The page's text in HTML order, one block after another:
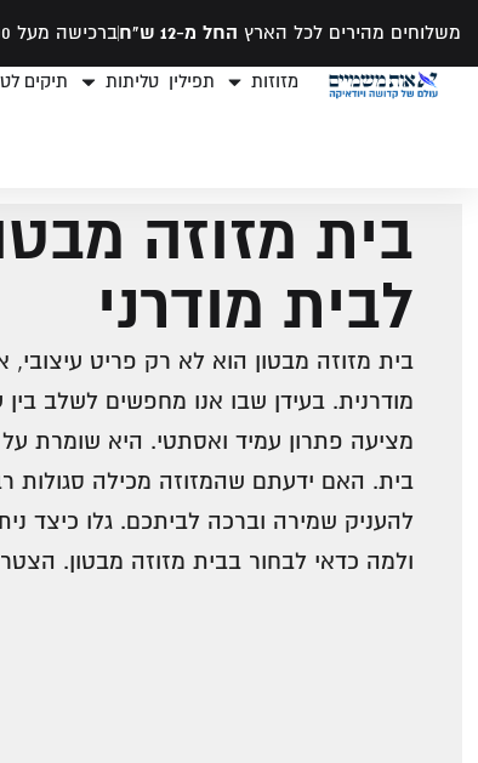
משלוחים מהירים לכל הארץ החל מ-12 ש"ח ברכישה מעל 500 ש"ח -
מזוזות תפילין טליתות תיקים
בית מזוזה
לבית מודרני
בית מזוזה מבטון הוא לא רק פריט
מודרנית. בעידן שבו אנו מחפשים לשלב
מציעה פתרון עמיד ואסתטי. היא שומרת
בית. האם ידעתם שהמזוזה מכילה סגולות
להעניק שמירה וברכה לביתכם. גלו כיצד
ולמה כדאי לבחור בבית מזוזה מבטון.